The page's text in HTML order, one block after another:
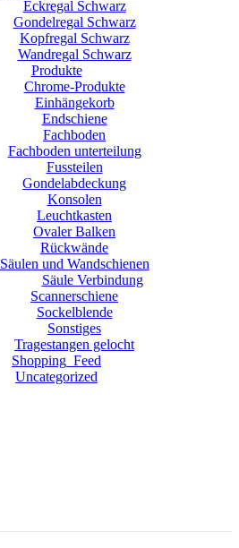
Eckregal Schwarz
Gondelregal Schwarz
Kopfregal Schwarz
Wandregal Schwarz
Produkte
Chrome-Produkte
Einhängekorb
Endschiene
Fachboden
Fachboden unterteilung
Fussteilen
Gondelabdeckung
Konsolen
Leuchtkasten
Ovaler Balken
Rückwände
Säulen und Wandschienen
Säule Verbindung
Scannerschiene
Sockelblende
Sonstiges
Tragestangen gelocht
Shopping_Feed
Uncategorized